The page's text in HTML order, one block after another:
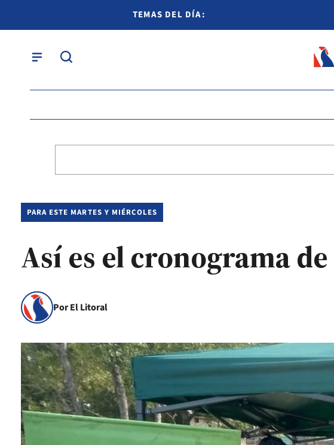
TEMAS DEL DÍA:
PARA ESTE MARTES Y MIÉRCOLES
Así es el cronograma
Por El Litoral